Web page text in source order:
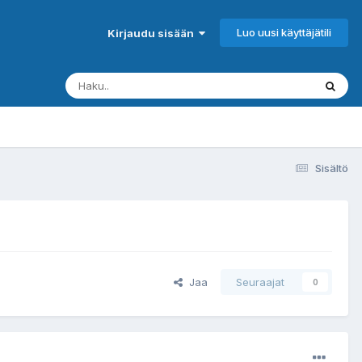
Kirjaudu sisään Luo uusi käyttäjätili
Sisältö
Jaa Seuraajat 0